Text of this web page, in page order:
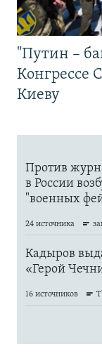
"Путин –
Конгрессе
Киеву